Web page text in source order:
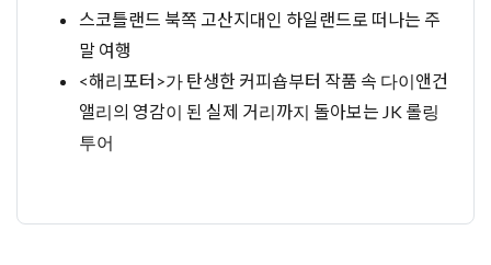
스코틀랜드 북쪽 고산지대인 하일랜드로 떠나는 주
말 여행
<해리포터>가 탄생한 커피숍부터 작품 속 다이앤건
앨리의 영감이 된 실제 거리까지 돌아보는 JK 롤링
투어